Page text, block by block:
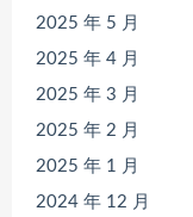
2025 年 5 月
2025 年 4 月
2025 年 3 月
2025 年 2 月
2025 年 1 月
2024 年 12 月